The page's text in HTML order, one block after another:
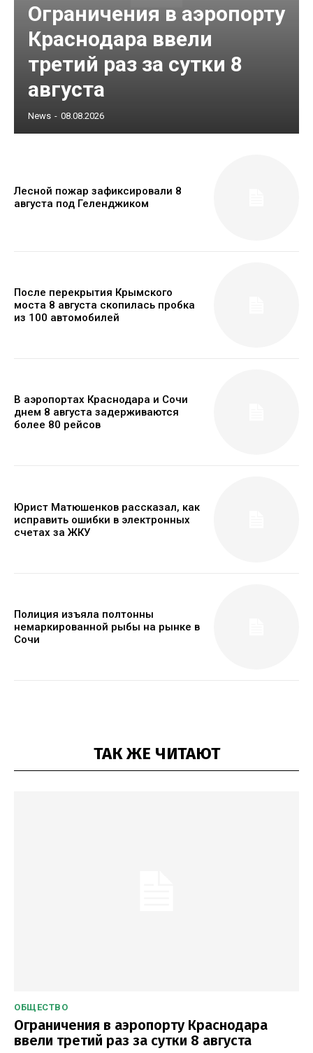
Ограничения в аэропорту
Краснодара ввели
третий раз за сутки 8
августа
News - 08.08.2026
Лесной пожар зафиксировали 8
августа под Геленджиком
После перекрытия Крымского
моста 8 августа скопилась пробка
из 100 автомобилей
В аэропортах Краснодара и Сочи
днем 8 августа задерживаются
более 80 рейсов
Юрист Матюшенков рассказал, как
исправить ошибки в электронных
счетах за ЖКУ
Полиция изъяла полтонны
немаркированной рыбы на рынке в
Сочи
ТАК ЖЕ ЧИТАЮТ
ОБЩЕСТВО
Ограничения в аэропорту Краснодара
ввели третий раз за сутки 8 августа